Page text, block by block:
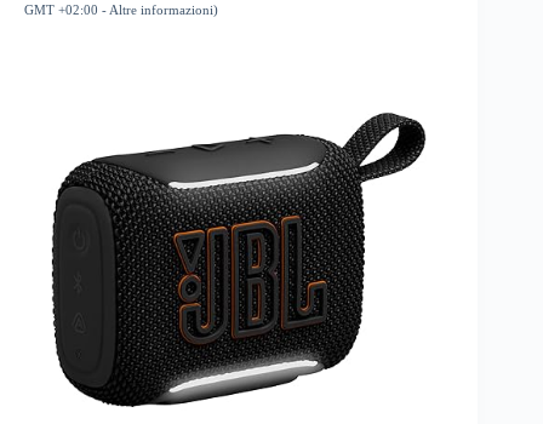
GMT +02:00 - Altre informazioni)